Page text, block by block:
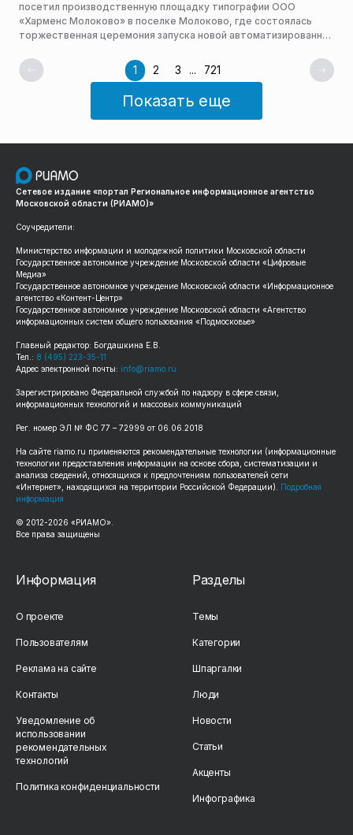
посетил производственную площадку типографии ООО
«Харменс Молоково» в поселке Молоково, где состоялась
торжественная церемония запуска новой автоматизированной
администрации.
1 2 3 ... 721
Показать еще
Сетевое издание «портал Региональное информационное агентство
Московской области (РИАМО)»
Соучредители:
Министерство информации и молодежной политики Московской области
Государственное автономное учреждение Московской области «Цифровые
Медиа»
Государственное автономное учреждение Московской области «Информационное
агентство «Контент-Центр»
Государственное автономное учреждение Московской области «Агентство
информационных систем общего пользования «Подмосковье»
Главный редактор: Богдашкина Е.В.
Тел.: 8 (495) 223-35-11
Адрес электронной почты: info@riamo.ru
Зарегистрировано Федеральной службой по надзору в сфере связи,
информационных технологий и массовых коммуникаций
Рег. номер ЭЛ № ФС 77 – 72999 от 06.06.2018
На сайте riamo.ru применяются рекомендательные технологии (информационные
технологии предоставления информации на основе сбора, систематизации и
анализа сведений, относящихся к предпочтениям пользователей сети
«Интернет», находящихся на территории Российской Федерации). Подробная
информация
© 2012-2026 «РИАМО».
Все права защищены
Информация
О проекте
Пользователям
Реклама на сайте
Контакты
Уведомление об
использовании
рекомендательных
технологий
Политика конфиденциальности
Разделы
Темы
Категории
Шпаргалки
Люди
Новости
Статьи
Акценты
Инфографика